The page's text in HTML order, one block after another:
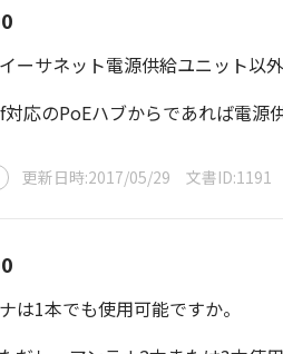
ーサネット電源供給ユニット以
対応のPoEハブからであれば電源
更新日時 2017/05/29 文書ID 1191
は1本でも使用可能ですか。